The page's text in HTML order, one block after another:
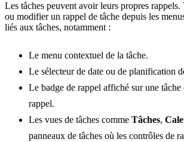
Les tâches peuvent avoir leurs propres
ou modifier un rappel de tâche depuis les
liés aux tâches, notamment :
Le menu contextuel de la tâche.
Le sélecteur de date ou de planification
Le badge de rappel affiché sur une tâche
rappel.
Les vues de tâches comme Tâches,
panneaux de tâches où les contrôles de